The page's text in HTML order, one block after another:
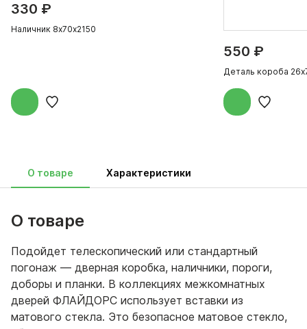
330 ₽
Наличник 8х70х2150
550 ₽
Деталь короба
О товаре Характеристики
О товаре
Подойдет телескопический или стандартный
погонаж — дверная коробка, наличники, пороги,
доборы и планки. В коллекциях межкомнатных
дверей ФЛАЙДОРС использует вставки из
матового стекла. Это безопасное матовое стекло,